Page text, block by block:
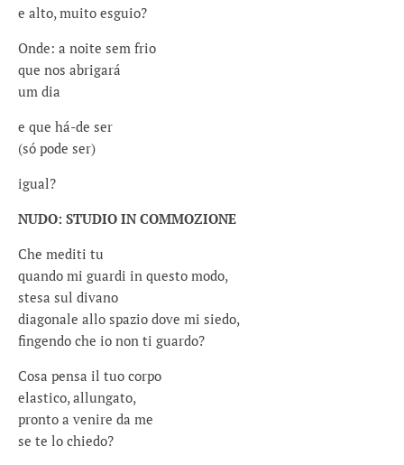
e alto, muito esguio?
Onde: a noite sem frio
que nos abrigará
um dia
e que há-de ser
(só pode ser)
igual?
NUDO: STUDIO IN COMMOZIONE
Che mediti tu
quando mi guardi in questo modo,
stesa sul divano
diagonale allo spazio dove mi siedo,
fingendo che io non ti guardo?
Cosa pensa il tuo corpo
elastico, allungato,
pronto a venire da me
se te lo chiedo?